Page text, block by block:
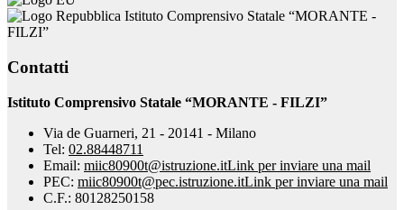
Istituto Comprensivo Statale “MORANTE -
FILZI”
Contatti
Istituto Comprensivo Statale “MORANTE - FILZI”
Via de Guarneri, 21 - 20141 - Milano
Tel: 02.88448711
Email: miic80900t@istruzione.itLink per inviare una mail
PEC: miic80900t@pec.istruzione.itLink per inviare una mail
C.F.: 80128250158